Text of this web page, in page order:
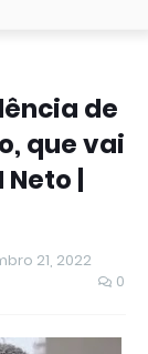
de
que vai
Neto |
21, 2022
0